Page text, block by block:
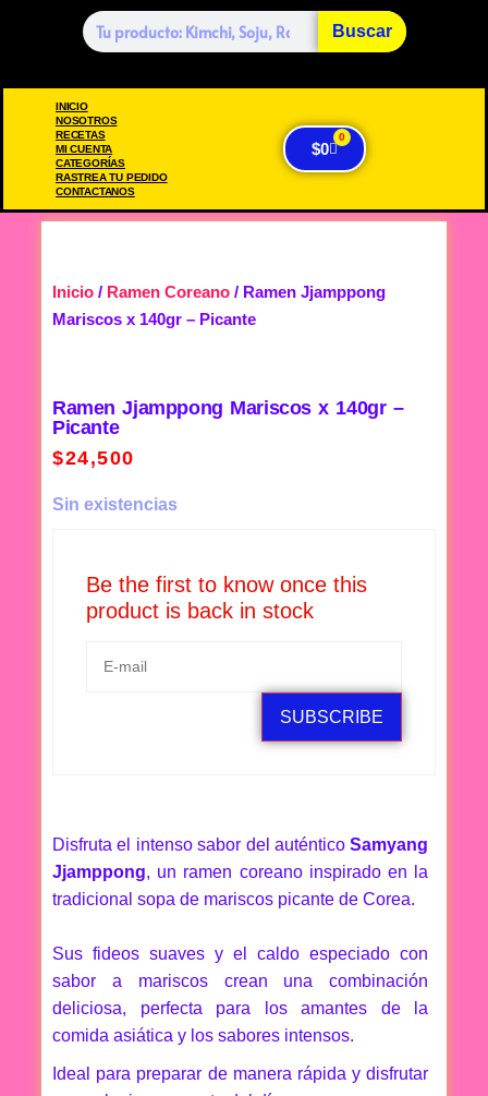
Buscar
INICIO
NOSOTROS
RECETAS
MI CUENTA
CATEGORÍAS
RASTREA TU PEDIDO
CONTACTANOS
$0
0
Inicio / Ramen Coreano / Ramen Jjamppong
Mariscos x 140gr – Picante
Ramen Jjamppong Mariscos x 140gr –
Picante
$24,500
Sin existencias
Be the first to know once this
product is back in stock
SUBSCRIBE
Disfruta el intenso sabor del auténticoSamyang
Jjamppong, un ramen coreano inspirado en la
tradicional sopa de mariscos picante de Corea.
Sus fideos suaves y el caldo especiado con
sabor a mariscos crean una combinación
deliciosa, perfecta para los amantes de la
comida asiática y los sabores intensos.
Ideal para preparar de manera rápida y disfrutar